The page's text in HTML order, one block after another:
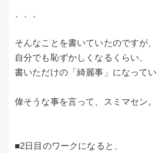
そんなことを書いていたのですが、
自分でも恥ずかしくなるくらい、
書いただけの「綺麗事」になってい
偉そうな事を言って、スミマセン。
■2日目のワークになると、